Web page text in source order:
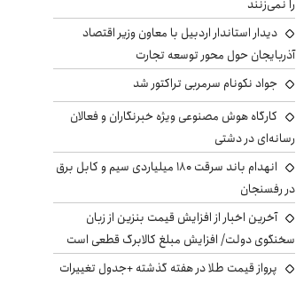
را نمی‌زنند
دیدار استاندار اردبیل با معاون وزیر اقتصاد
آذربایجان حول محور توسعه تجارت
جواد نکونام سرمربی تراکتور شد
کارگاه هوش مصنوعی ویژه خبرنگاران و فعالان
رسانه‌ای در دشتی
انهدام باند سرقت ۱۸۰ میلیاردی سیم و کابل برق
در رفسنجان
آخرین اخبار از افزایش قیمت بنزین از زبان
سخنگوی دولت/ افزایش مبلغ کالابرگ قطعی است
پرواز قیمت طلا در هفته گذشته +جدول تغییرات